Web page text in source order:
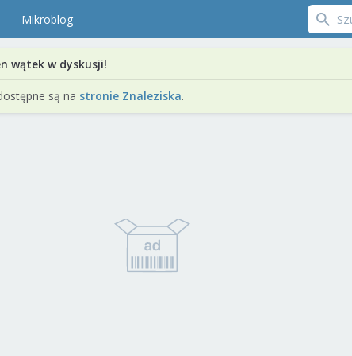
Mikroblog
wątek w dyskusji!
są na stronie Znaleziska.